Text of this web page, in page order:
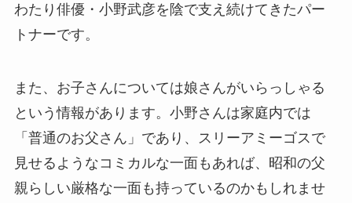
わたり俳優・小野武彦を陰で支え続けてきたパー
トナーです。
また、お子さんについては娘さんがいらっしゃる
という情報があります。小野さんは家庭内では
「普通のお父さん」であり、スリーアミーゴスで
見せるようなコミカルな一面もあれば、昭和の父
親らしい厳格な一面も持っているのかもしれませ